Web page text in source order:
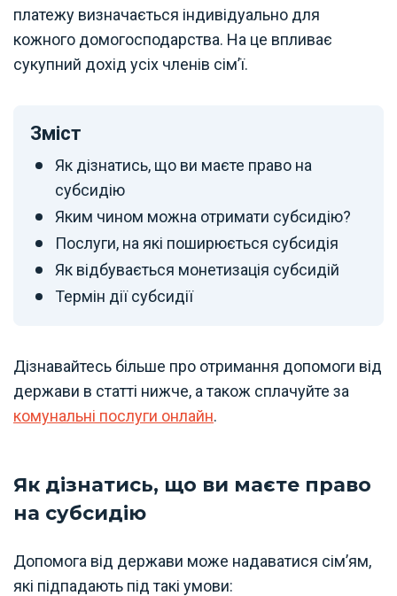
платежу визначається індивідуально для
кожного домогосподарства. На це впливає
сукупний дохід усіх членів сім’ї.
Зміст
Як дізнатись, що ви маєте право на
субсидію
Яким чином можна отримати субсидію?
Послуги, на які поширюється субсидія
Як відбувається монетизація субсидій
Термін дії субсидії
Дізнавайтесь більше про отримання допомоги від
держави в статті нижче, а також сплачуйте за
комунальні послуги онлайн.
Як дізнатись, що ви маєте право
на субсидію
Допомога від держави може надаватися сім’ям,
які підпадають під такі умови: